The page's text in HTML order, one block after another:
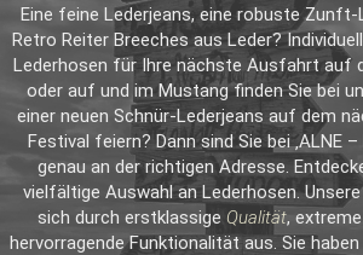
Eine feine Lederjeans, eine robuste Zunft-
Retro Reiter Breeches aus Leder?
Lederhosen für Ihre nächste Ausfahrt auf
oder auf und im Mustang finden Sie bei
einer neuen Schnür-Lederjeans auf dem
Festival feiern? Dann sind Sie bei ‚ALNE
genau an der richtigen Adresse.
vielfältige Auswahl an Lederhosen.
sich durch erstklassige Qualität,
hervorragende Funktionalität aus. Sie